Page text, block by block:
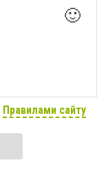
🙂
Правилами сайту